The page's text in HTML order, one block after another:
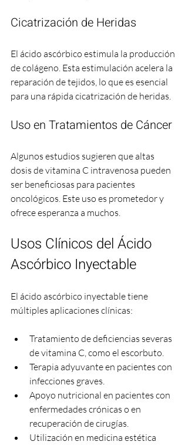
Cicatrización de Heridas
El ácido ascórbico estimula la producción
de colágeno. Esta estimulación acelera la
reparación de tejidos, lo que es esencial
para una rápida cicatrización de heridas.
Uso en Tratamientos de Cáncer
Algunos estudios sugieren que altas
dosis de vitamina C intravenosa pueden
ser beneficiosas para pacientes
oncológicos. Este uso es prometedor y
ofrece esperanza a muchos.
Usos Clínicos del Ácido
Ascórbico Inyectable
El ácido ascórbico inyectable tiene
múltiples aplicaciones clínicas:
Tratamiento de deficiencias severas
de vitamina C, como el escorbuto.
Terapia adyuvante en pacientes con
infecciones graves.
Apoyo nutricional en pacientes con
enfermedades crónicas o en
recuperación de cirugías.
Utilización en medicina estética